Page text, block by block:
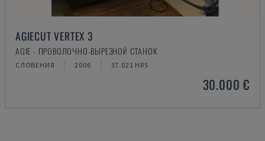
AGIECUT VERTEX 3
AGIE - ПРОВОЛОЧНО-ВЫРЕЗНОЙ СТАНОК
СЛОВЕНИЯ 2006 37.021 HRS
30.000 €